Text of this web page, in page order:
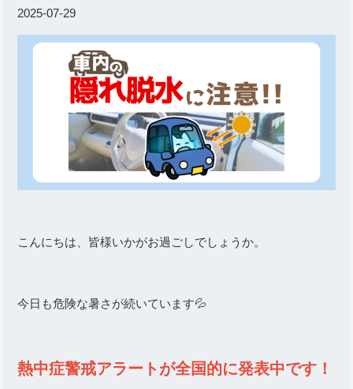
2025-07-29
こんにちは、皆様いかがお過ごしでしょうか。
今日も危険な暑さが続いています💦
熱中症警戒アラートが全国的に発表中です！